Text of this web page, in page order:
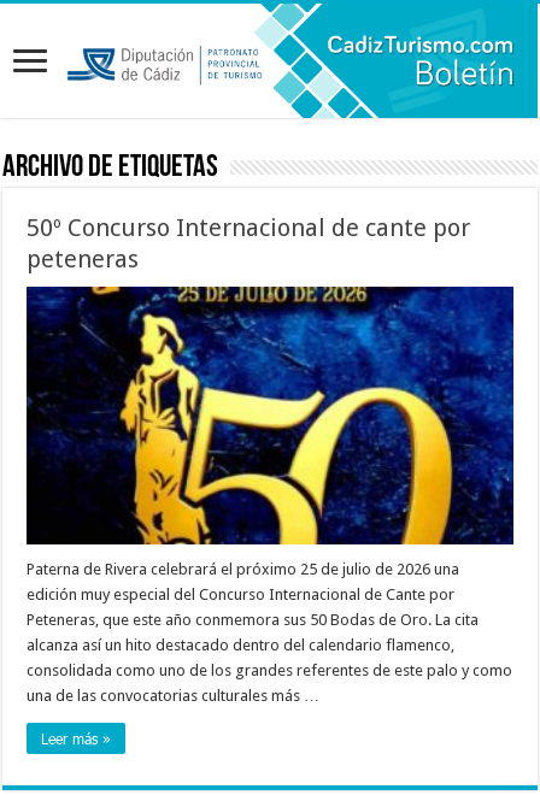
Archivo de etiquetas
50º Concurso Internacional de cante por
peteneras
Paterna de Rivera celebrará el próximo 25 de julio de 2026 una
edición muy especial del Concurso Internacional de Cante por
Peteneras, que este año conmemora sus 50 Bodas de Oro. La cita
alcanza así un hito destacado dentro del calendario flamenco,
consolidada como uno de los grandes referentes de este palo y como
una de las convocatorias culturales más …
Leer más »